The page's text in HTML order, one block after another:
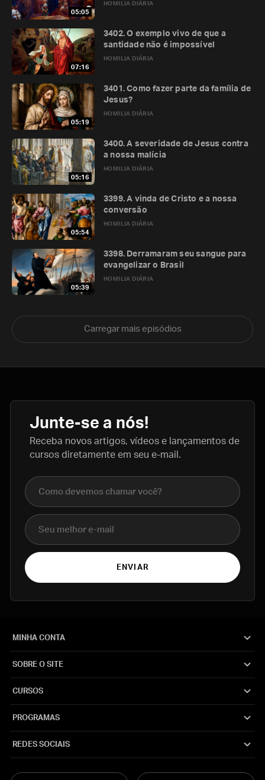
05:05
HOMILIA DIÁRIA
07:16
HOMILIA DIÁRIA
3402. O exemplo vivo de que a
santidade não é impossível
05:19
HOMILIA DIÁRIA
3401. Como fazer parte da família de
Jesus?
05:16
HOMILIA DIÁRIA
3400. A severidade de Jesus contra
a nossa malícia
05:54
HOMILIA DIÁRIA
3399. A vinda de Cristo e a nossa
conversão
05:39
HOMILIA DIÁRIA
3398. Derramaram seu sangue para
evangelizar o Brasil
Carregar mais episódios
Junte-se a nós!
Receba novos artigos, vídeos e lançamentos de
cursos diretamente em seu e-mail.
Nome completo
E-mail
ENVIAR
MINHA CONTA
SOBRE O SITE
CURSOS
PROGRAMAS
REDES SOCIAIS